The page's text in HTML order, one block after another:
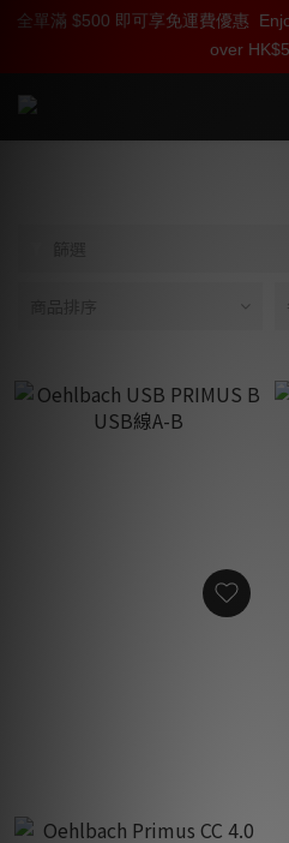
加入雅詠尊尚會員，即享【$1000
=1HKD】 獨家會員價
全單滿 $500 即可享免運費優惠
over